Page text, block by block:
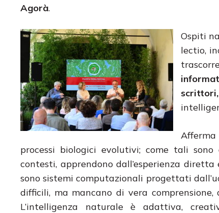
Agorà.
Ospiti
lectio,
Afferma
processi biologici evolutivi; come tali
contesti, apprendono dall’esperienza
sono sistemi computazionali progettati
difficili, ma mancano di vera
L’intelligenza naturale è adattiva,